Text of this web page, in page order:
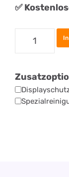
✅
Apple
iPad
3
(2019)